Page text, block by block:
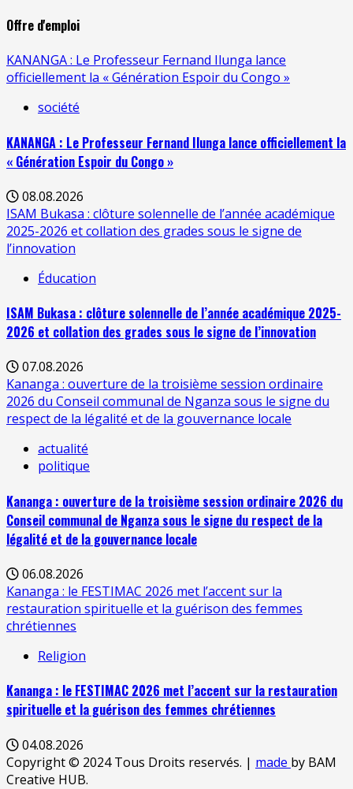
Offre d'emploi
KANANGA : Le Professeur Fernand Ilunga lance
officiellement la « Génération Espoir du Congo »
société
KANANGA : Le Professeur Fernand Ilunga lance officiellement la
« Génération Espoir du Congo »
08.08.2026
ISAM Bukasa : clôture solennelle de l’année académique
2025-2026 et collation des grades sous le signe de
l’innovation
Éducation
ISAM Bukasa : clôture solennelle de l’année académique 2025-
2026 et collation des grades sous le signe de l’innovation
07.08.2026
Kananga : ouverture de la troisième session ordinaire
2026 du Conseil communal de Nganza sous le signe du
respect de la légalité et de la gouvernance locale
actualité
politique
Kananga : ouverture de la troisième session ordinaire 2026 du
Conseil communal de Nganza sous le signe du respect de la
légalité et de la gouvernance locale
06.08.2026
Kananga : le FESTIMAC 2026 met l’accent sur la
restauration spirituelle et la guérison des femmes
chrétiennes
Religion
Kananga : le FESTIMAC 2026 met l’accent sur la restauration
spirituelle et la guérison des femmes chrétiennes
04.08.2026
Copyright © 2024 Tous Droits reservés. | made by BAM
Creative HUB.